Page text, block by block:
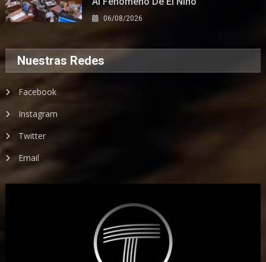
06/08/2026
Nuestras Redes
Facebook
Instagram
Twitter
Email